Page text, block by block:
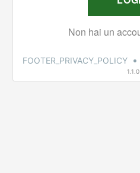
FOOTER_PRIVACY_POLICY •
1.1.0